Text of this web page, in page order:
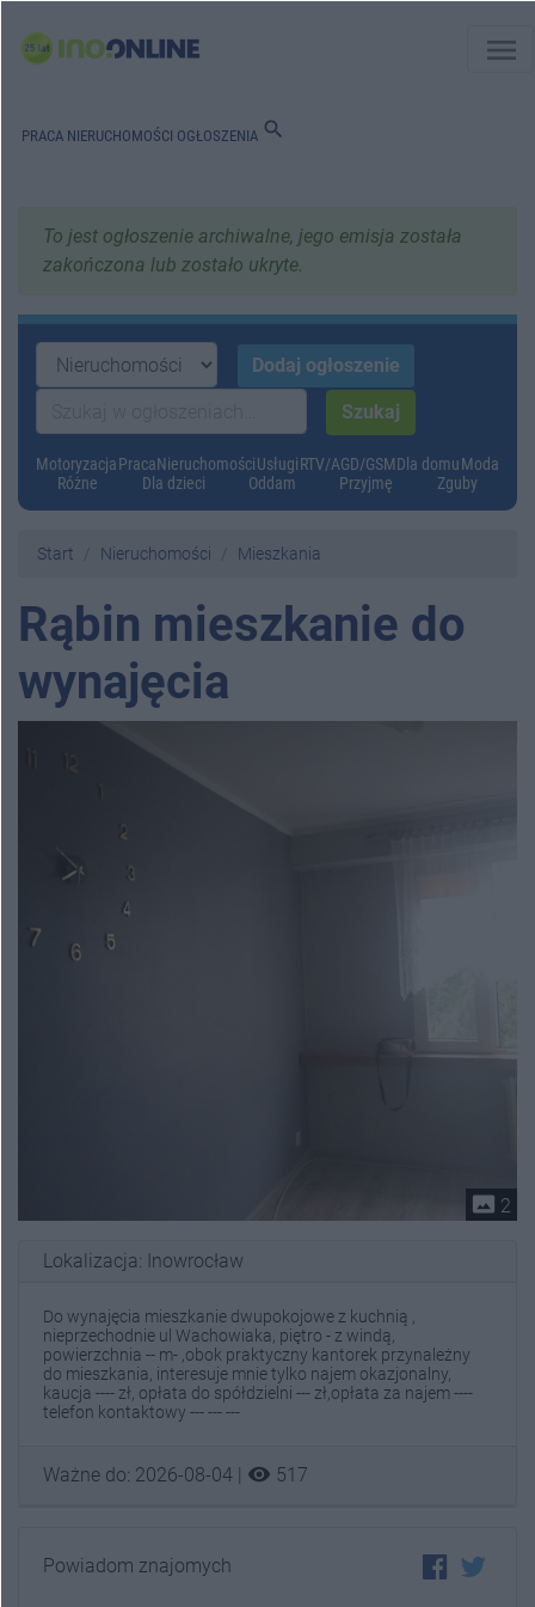
menu
PRACA NIERUCHOMOŚCI OGŁOSZENIA search
To jest ogłoszenie archiwalne, jego emisja została
zakończona lub zostało ukryte.
MotoryzacjaPracaNieruchomościUsługiRTV/AGD/GSMDla domuModa
Różne
Dla dzieci Oddam Przyjmę Zguby
Start Nieruchomości Mieszkania
Rąbin mieszkanie do
wynajęcia
photo_size_select_actual 2
Lokalizacja: Inowrocław
Do wynajęcia mieszkanie dwupokojowe z kuchnią ,
nieprzechodnie ul Wachowiaka, piętro - z windą,
powierzchnia -- m- ,obok praktyczny kantorek przynależny
do mieszkania, interesuje mnie tylko najem okazjonalny,
kaucja ---- zł, opłata do spółdzielni --- zł,opłata za najem ----
telefon kontaktowy --- --- ---
Ważne do: 2026-08-04 | visibility 517
Powiadom znajomych